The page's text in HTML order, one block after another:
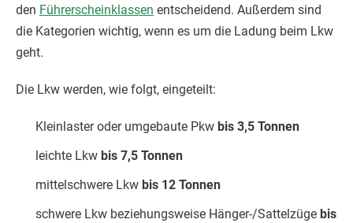
den Führerscheinklassen entscheidend. Außerdem sind
die Kategorien wichtig, wenn es um die Ladung beim Lkw
geht.
Die Lkw werden, wie folgt, eingeteilt:
Kleinlaster oder umgebaute Pkw bis 3,5 Tonnen
leichte Lkw bis 7,5 Tonnen
mittelschwere Lkw bis 12 Tonnen
schwere Lkw beziehungsweise Hänger-/Sattelzüge bis